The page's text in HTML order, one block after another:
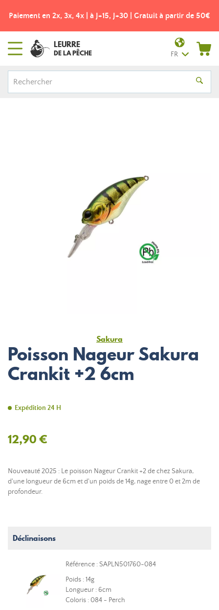
Paiement en 2x, 3x, 4x | à J+15, J+30 | Gratuit à partir de 50€
LEURRE
DE LA PÊCHE FR
Sakura
Poisson Nageur Sakura
Crankit +2 6cm
Expédition 24 H
12,90 €
Nouveauté 2025 : Le poisson Nageur Crankit +2 de chez Sakura,
d'une longueur de 6cm et d'un poids de 14g, nage entre 0 et 2m de
profondeur.
Déclinaisons
Référence : SAPLN501760-084
Poids : 14g
Longueur : 6cm
Coloris : 084 - Perch